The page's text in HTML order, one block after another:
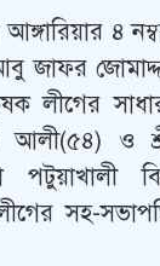
৪
জাফর
লীগের
আলী(৫৪) ও
পটুয়াখালী
সহ-